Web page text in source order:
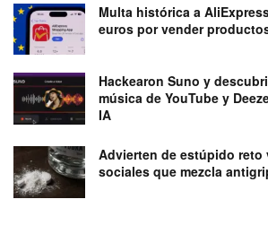
Multa histórica a
euros por vender
Hackearon Suno y
música de YouTube y
IA
Advierten de estúpido reto
sociales que mezcla